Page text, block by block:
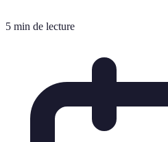
5 min de lecture